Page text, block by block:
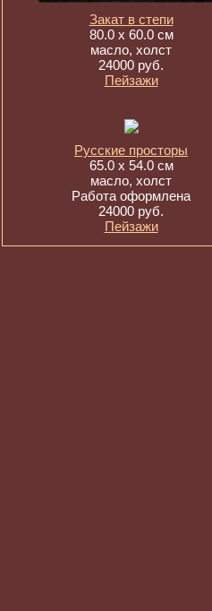
Закат в степи
80.0 x 60.0 см
масло, холст
24000 руб.
Пейзажи
Русские просторы
65.0 x 54.0 см
масло, холст
Работа оформлена
24000 руб.
Пейзажи